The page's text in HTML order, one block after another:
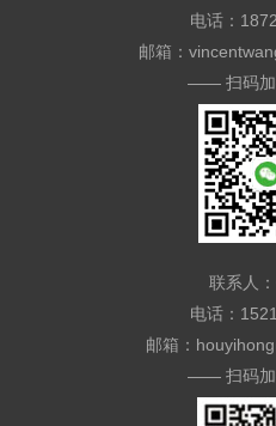
电话：
邮箱：
—— 扫码
联系人
电话：
邮箱：
—— 扫码